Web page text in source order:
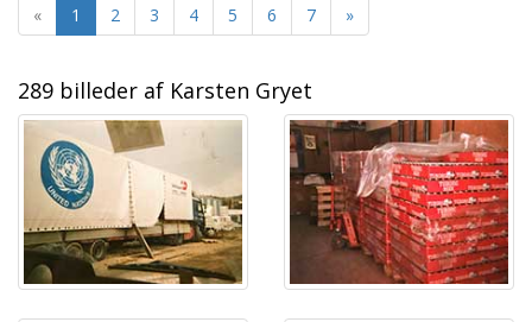
« 1 2 3 4 5 6 7 »
289 billeder af Karsten Gryet